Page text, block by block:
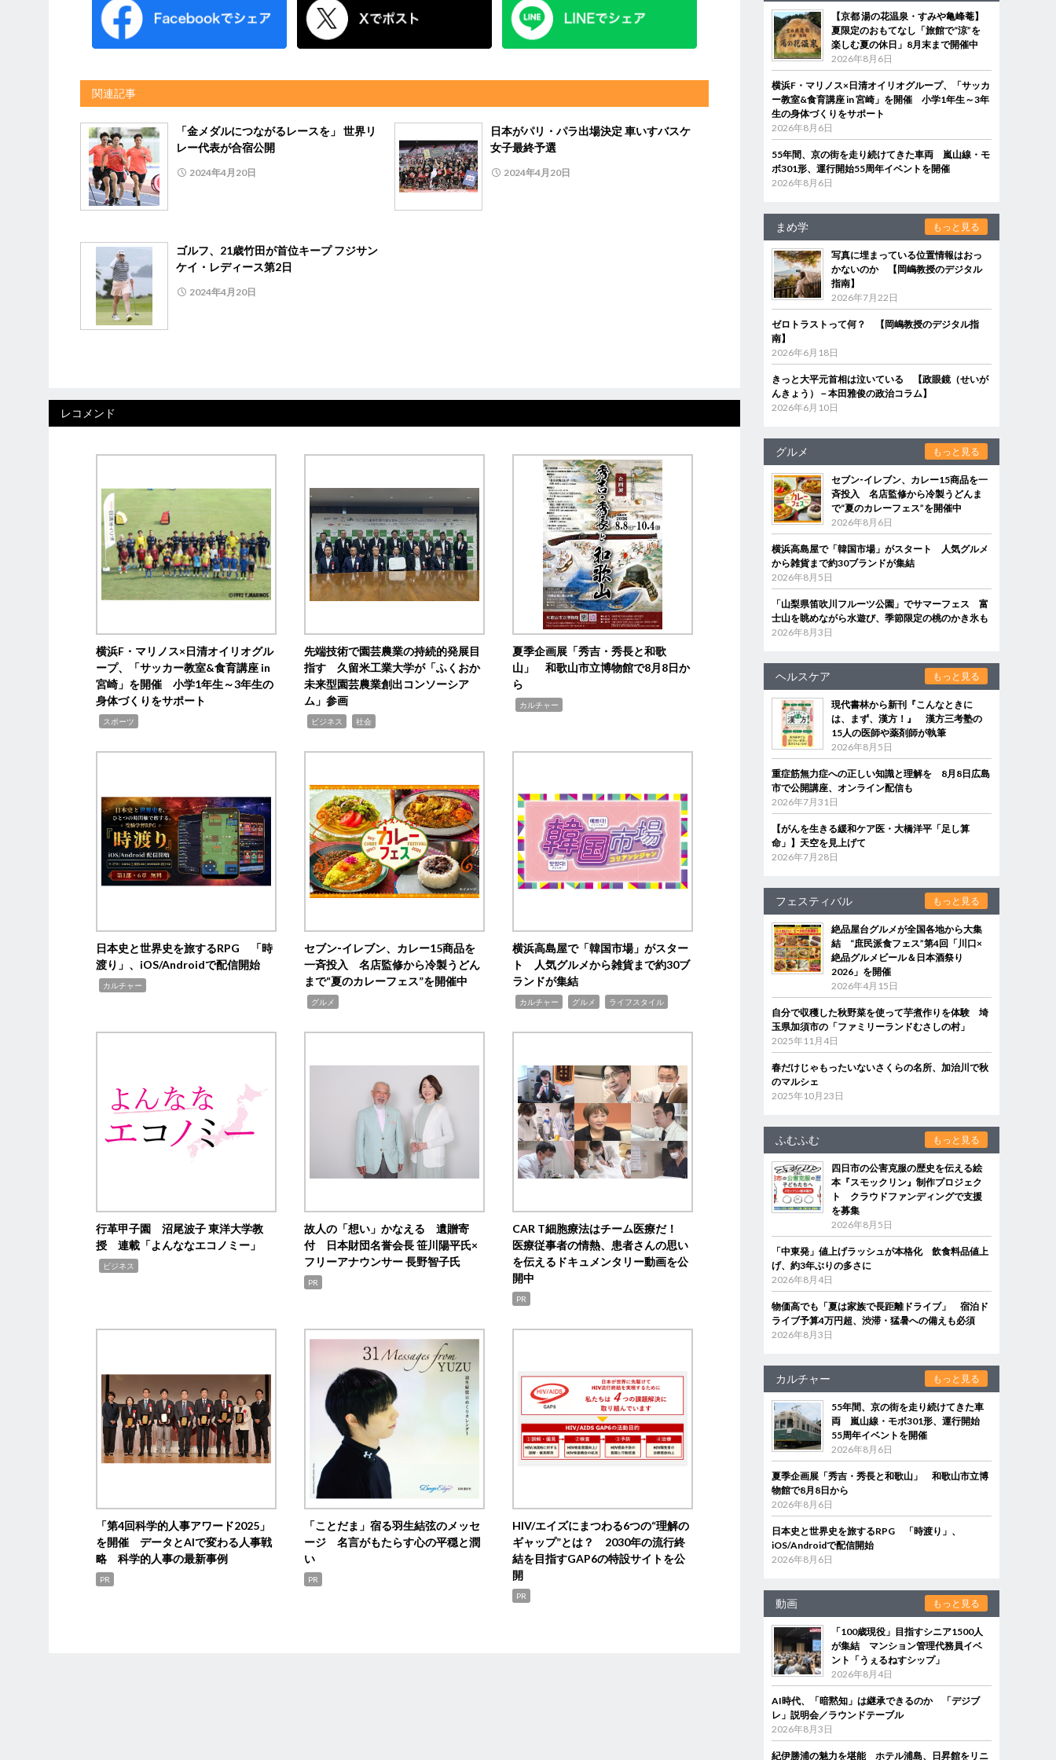
関連記事
「金メダルにつながるレースを」 世界リ
レー代表が合宿公開
2024年4月20日
日本がパリ・パラ出場決定 車いすバスケ
女子最終予選
2024年4月20日
ゴルフ、21歳竹田が首位キープ フジサン
ケイ・レディース第2日
2024年4月20日
レコメンド
横浜F・マリノス×日清オイリオグル
ープ、「サッカー教室&食育講座 in
宮崎」を開催 小学1年生～3年生の
身体づくりをサポート
スポーツ
先端技術で園芸農業の持続的発展目
指す 久留米工業大学が「ふくおか
未来型園芸農業創出コンソーシア
ム」参画
ビジネス 社会
夏季企画展「秀吉・秀長と和歌
山」 和歌山市立博物館で8月8日か
ら
カルチャー
日本史と世界史を旅するRPG 「時
渡り」、iOS/Androidで配信開始
カルチャー
セブン‐イレブン、カレー15商品を
一斉投入 名店監修から冷製うどん
まで“夏のカレーフェス”を開催中
グルメ
横浜高島屋で「韓国市場」がスター
ト 人気グルメから雑貨まで約30ブ
ランドが集結
カルチャー グルメ ライフスタイル
行革甲子園 沼尾波子 東洋大学教
授 連載「よんななエコノミー」
ビジネス
故人の「想い」かなえる 遺贈寄
付 日本財団名誉会長 笹川陽平氏×
フリーアナウンサー 長野智子氏
PR
CAR T細胞療法はチーム医療だ！
医療従事者の情熱、患者さんの思い
を伝えるドキュメンタリー動画を公
開中
PR
「第4回科学的人事アワード2025」
を開催 データとAIで変わる人事戦
略 科学的人事の最新事例
PR
「ことだま」宿る羽生結弦のメッセ
ージ 名言がもたらす心の平穏と潤
い
PR
HIV/エイズにまつわる6つの“理解の
ギャップ”とは？ 2030年の流行終
結を目指すGAP6の特設サイトを公
開
PR
【京都 湯の花温泉・すみや亀峰菴】
夏限定のおもてなし「旅館で“涼”を
楽しむ夏の休日」8月末まで開催中
2026年8月6日
横浜F・マリノス×日清オイリオグループ、「サッカ
ー教室&食育講座 in 宮崎」を開催 小学1年生～3年
生の身体づくりをサポート
2026年8月6日
55年間、京の街を走り続けてきた車両 嵐山線・モ
ボ301形、運行開始55周年イベントを開催
2026年8月6日
まめ学 もっと見る
写真に埋まっている位置情報はおっ
かないのか 【岡嶋教授のデジタル
指南】
2026年7月22日
ゼロトラストって何？ 【岡嶋教授のデジタル指
南】
2026年6月18日
きっと大平元首相は泣いている 【政眼鏡（せいが
んきょう）－本田雅俊の政治コラム】
2026年6月10日
グルメ もっと見る
セブン‐イレブン、カレー15商品を一
斉投入 名店監修から冷製うどんま
で“夏のカレーフェス”を開催中
2026年8月6日
横浜高島屋で「韓国市場」がスタート 人気グルメ
から雑貨まで約30ブランドが集結
2026年8月5日
「山梨県笛吹川フルーツ公園」でサマーフェス 富
士山を眺めながら水遊び、季節限定の桃のかき氷も
2026年8月3日
ヘルスケア もっと見る
現代書林から新刊『こんなときに
は、まず、漢方！』 漢方三考塾の
15人の医師や薬剤師が執筆
2026年8月5日
重症筋無力症への正しい知識と理解を 8月8日広島
市で公開講座、オンライン配信も
2026年7月31日
【がんを生きる緩和ケア医・大橋洋平「足し算
命」】天空を見上げて
2026年7月28日
フェスティバル もっと見る
絶品屋台グルメが全国各地から大集
結 “庶民派食フェス”第4回「川口×
絶品グルメビール＆日本酒祭り
2026」を開催
2026年4月15日
自分で収穫した秋野菜を使って芋煮作りを体験 埼
玉県加須市の「ファミリーランドむさしの村」
2025年11月4日
春だけじゃもったいないさくらの名所、加治川で秋
のマルシェ
2025年10月23日
ふむふむ もっと見る
四日市の公害克服の歴史を伝える絵
本『スモックリン』制作プロジェク
ト クラウドファンディングで支援
を募集
2026年8月5日
「中東発」値上げラッシュが本格化 飲食料品値上
げ、約3年ぶりの多さに
2026年8月4日
物価高でも「夏は家族で長距離ドライブ」 宿泊ド
ライブ予算4万円超、渋滞・猛暑への備えも必須
2026年8月3日
カルチャー もっと見る
55年間、京の街を走り続けてきた車
両 嵐山線・モボ301形、運行開始
55周年イベントを開催
2026年8月6日
夏季企画展「秀吉・秀長と和歌山」 和歌山市立博
物館で8月8日から
2026年8月6日
日本史と世界史を旅するRPG 「時渡り」、
iOS/Androidで配信開始
2026年8月6日
動画 もっと見る
「100歳現役」目指すシニア1500人
が集結 マンション管理代務員イベ
ント「うぇるねすシップ」
2026年8月4日
AI時代、「暗黙知」は継承できるのか 「デジブ
レ」説明会／ラウンドテーブル
2026年8月3日
紀伊勝浦の魅力を堪能 ホテル浦島、日昇館をリニ